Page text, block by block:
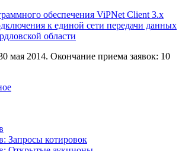
обеспечения ViPNet Client 3.x
к единой сети передачи данных
области
мая 2014. Окончание приема заявок: 10
Запросы котировок